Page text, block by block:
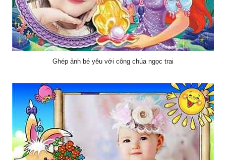
Ghép ảnh bé yêu với công chúa ngọc trai